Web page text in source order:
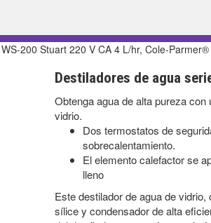
200 Stuart 220 V CA 4 L/hr, Cole-Parmer®
Destiladores de agua
Obtenga agua de alta pureza
vidrio.
Dos termostatos de
sobrecalentamiento.
El elemento calefactor se
lleno
Este destilador de agua de
sílice y condensador de alta